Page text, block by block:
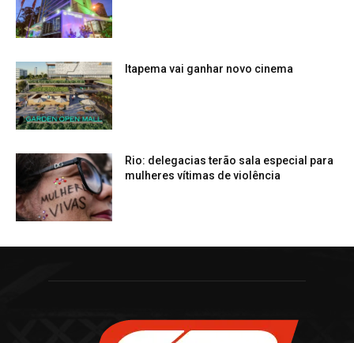
Itapema vai ganhar novo cinema
Rio: delegacias terão sala especial para
mulheres vítimas de violência